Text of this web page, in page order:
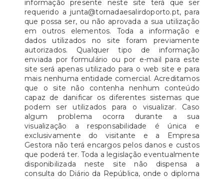
informação presente neste site terá que ser
requerido a junta@tornadaesalirdoporto.pt, para
que possa ser, ou não aprovada a sua utilização
em outros elementos. Toda a informação e
dados utilizados no site foram previamente
autorizados. Qualquer tipo de informação
enviada por formulário ou por e-mail para este
site será apenas utilizado para o web site e para
mais nenhuma entidade comercial. Acreditamos
que o site não contenha nenhum conteúdo
capaz de danificar os diferentes sistemas que
podem ser utilizados para o visualizar. Caso
algum problema ocorra durante a sua
visualização a responsabilidade é única e
exclusivamente do visitante e a Empresa
Gestora não terá encargos pelos danos e custos
que poderá ter. Toda a legislação eventualmente
disponibilizada neste site não dispensa a
consulta do Diário da República, onde o diploma